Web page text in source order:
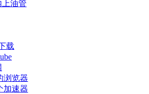
油管
载
浏览器
加速器